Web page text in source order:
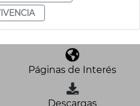
Páginas de Interés
Descargas